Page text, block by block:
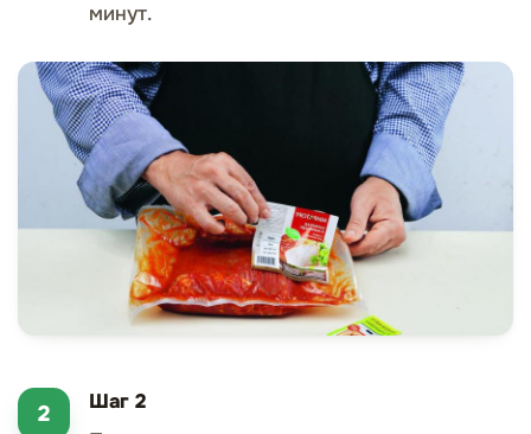
минут.
Шаг 2